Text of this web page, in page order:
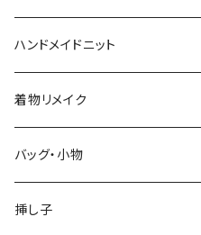
トップス
ワンピース
スカート
パンツ
ハンドメイドニット
春・夏シーズン
秋・冬シーズン
着物リメイク
トップス
スカート
バッグ・小物
バッグ
挿し子